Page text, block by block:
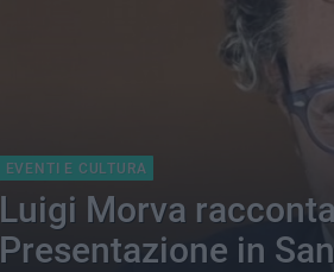
EVENTI E CULTURA
Luigi Morva
Presentazione in